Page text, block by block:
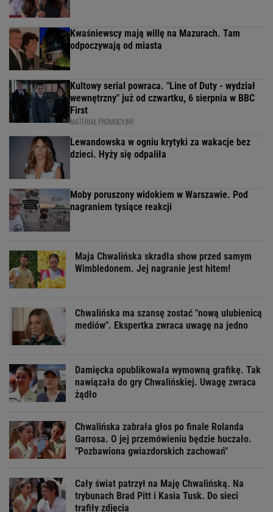
Kwaśniewscy mają willę na Mazurach. Tam
odpoczywają od miasta
Kultowy serial powraca. "Line of Duty - wydział
wewnętrzny" już od czwartku, 6 sierpnia w BBC
First
MATERIAŁ PROMOCYJNY
Lewandowska w ogniu krytyki za wakacje bez
dzieci. Hyży się odpaliła
Moby poruszony widokiem w Warszawie. Pod
nagraniem tysiące reakcji
Maja Chwalińska skradła show przed samym
Wimbledonem. Jej nagranie jest hitem!
Chwalińska ma szansę zostać "nową ulubienicą
mediów". Ekspertka zwraca uwagę na jedno
Damięcka opublikowała wymowną grafikę. Tak
nawiązała do gry Chwalińskiej. Uwagę zwraca
żądło
Chwalińska zabrała głos po finale Rolanda
Garrosa. O jej przemówieniu będzie huczało.
"Pozbawiona gwiazdorskich zachowań"
Cały świat patrzył na Maję Chwalińską. Na
trybunach Brad Pitt i Kasia Tusk. Do sieci
trafiły zdjęcia